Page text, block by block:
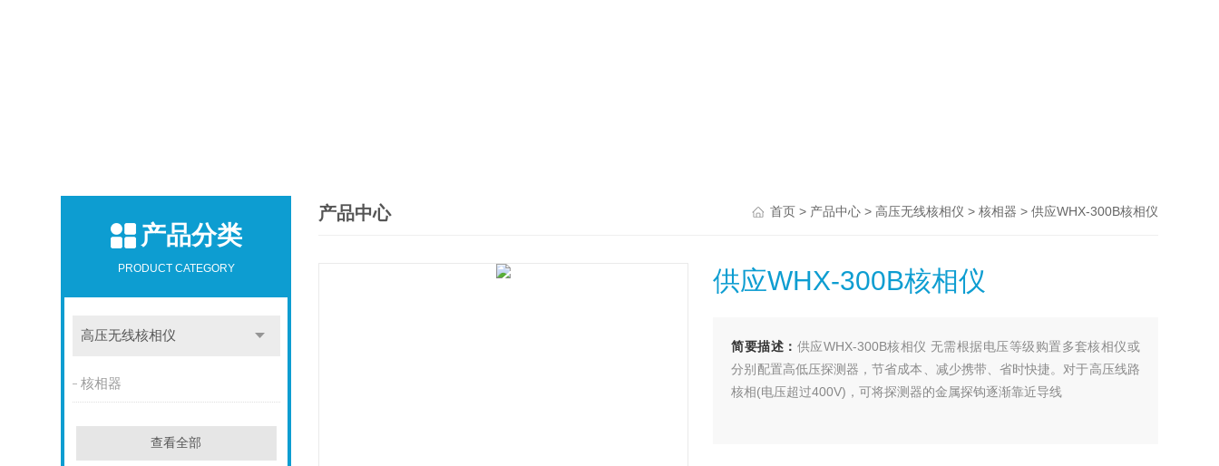
产品分类
PRODUCT CATEGORY
高压无线核相仪
核相器
查看全部
产品中心 首页> 产品中心> 高压无线核相仪 > 核相器 > 供应WHX-300B核相仪
供应WHX-300B核相仪
简要描述： 供应WHX-300B核相仪 无需根据电压等级购置多套核相仪或
分别配置高低压探测器，节省成本、减少携带、省时快捷。对于高压线路
核相(电压超过400V)，可将探测器的金属探钩逐渐靠近导线